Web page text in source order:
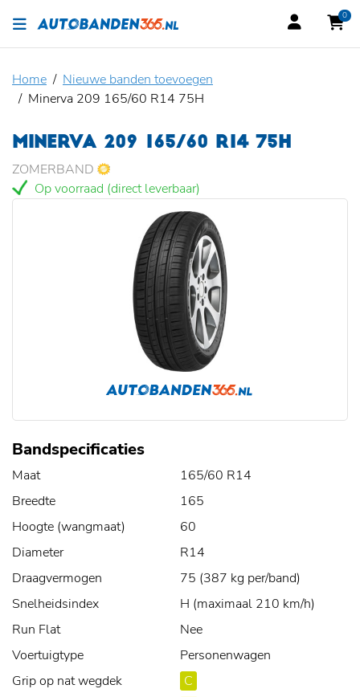
0
Home
Nieuwe banden toevoegen
Minerva 209 165/60 R14 75H
MINERVA 209 165/60 R14 75H
ZOMERBAND
Op voorraad (direct leverbaar)
Bandspecificaties
Maat
165/60 R14
Breedte
165
Hoogte (wangmaat)
60
Diameter
R14
Draagvermogen
75 (387 kg per/band)
Snelheidsindex
H (maximaal 210 km/h)
Run Flat
Nee
Voertuigtype
Personenwagen
Grip op nat wegdek
C